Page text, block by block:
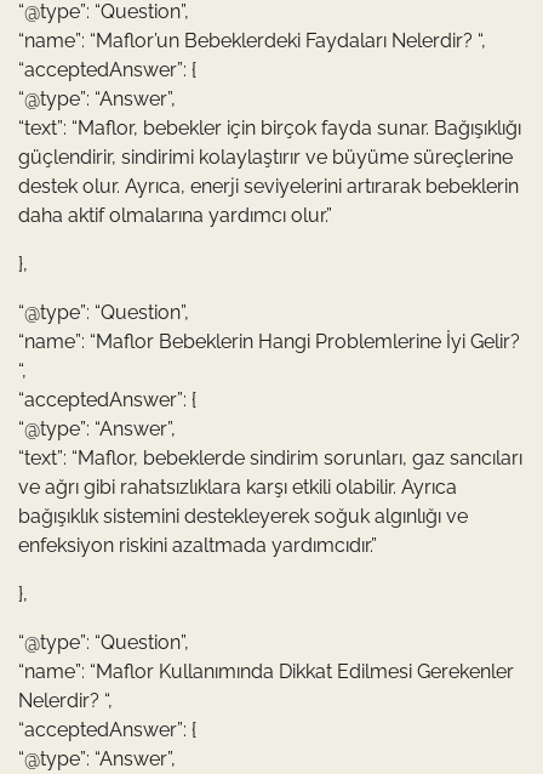
“@type”: “Question”,
“name”: “Maflor’un Bebeklerdeki Faydaları Nelerdir? “,
“acceptedAnswer”: {
“@type”: “Answer”,
“text”: “Maflor, bebekler için birçok fayda sunar. Bağışıklığı
güçlendirir, sindirimi kolaylaştırır ve büyüme süreçlerine
destek olur. Ayrıca, enerji seviyelerini artırarak bebeklerin
daha aktif olmalarına yardımcı olur.”
},
“@type”: “Question”,
“name”: “Maflor Bebeklerin Hangi Problemlerine İyi Gelir?
“,
“acceptedAnswer”: {
“@type”: “Answer”,
“text”: “Maflor, bebeklerde sindirim sorunları, gaz sancıları
ve ağrı gibi rahatsızlıklara karşı etkili olabilir. Ayrıca
bağışıklık sistemini destekleyerek soğuk algınlığı ve
enfeksiyon riskini azaltmada yardımcıdır.”
},
“@type”: “Question”,
“name”: “Maflor Kullanımında Dikkat Edilmesi Gerekenler
Nelerdir? “,
“acceptedAnswer”: {
“@type”: “Answer”,